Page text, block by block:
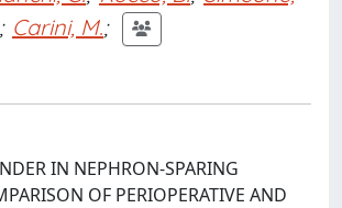
; Carini, M.;
IN NEPHRON-SPARING
OF PERIOPERATIVE AND